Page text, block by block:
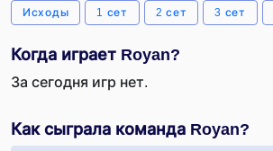
Исходы 1 сет 2 сет 3 сет
Когда играет Royan?
За сегодня игр нет.
Как сыграла команда Royan?